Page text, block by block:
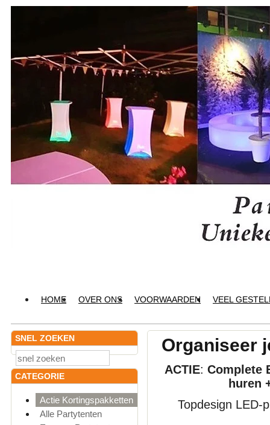
HOME OVER ONS VOORWAARDEN VEEL
SNEL ZOEKEN
CATEGORIE
Actie Kortingspakketten
Alle Partytenten
Organiseer
ACTIE: Complete
huren
Topdesign LED-